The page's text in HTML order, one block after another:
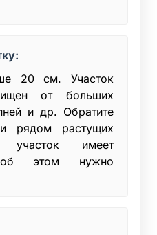
20 см. Участок
от больших
и др. Обратите
рядом растущих
участок имеет
этом нужно